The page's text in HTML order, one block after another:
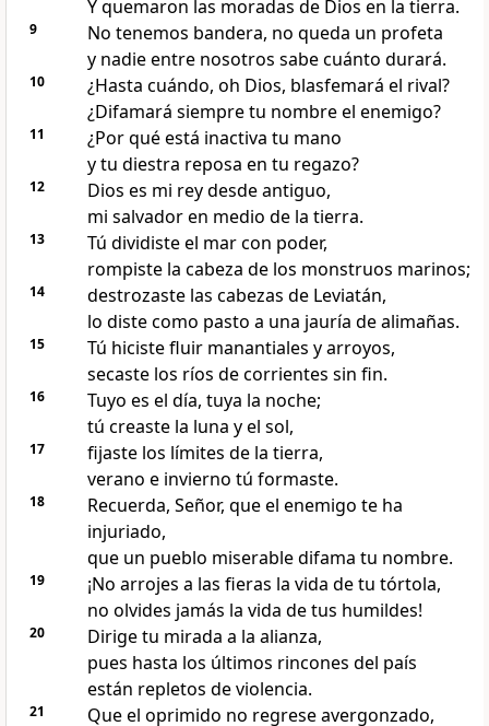
Y quemaron las moradas de Dios en la tierra.
9
No tenemos bandera, no queda un profeta
y nadie entre nosotros sabe cuánto durará.
10
¿Hasta cuándo, oh Dios, blasfemará el rival?
¿Difamará siempre tu nombre el enemigo?
11
¿Por qué está inactiva tu mano
y tu diestra reposa en tu regazo?
12
Dios es mi rey desde antiguo,
mi salvador en medio de la tierra.
13
Tú dividiste el mar con poder,
rompiste la cabeza de los monstruos marinos;
14
destrozaste las cabezas de Leviatán,
lo diste como pasto a una jauría de alimañas.
15
Tú hiciste fluir manantiales y arroyos,
secaste los ríos de corrientes sin fin.
16
Tuyo es el día, tuya la noche;
tú creaste la luna y el sol,
17
fijaste los límites de la tierra,
verano e invierno tú formaste.
18
Recuerda, Señor, que el enemigo te ha
injuriado,
que un pueblo miserable difama tu nombre.
19
¡No arrojes a las fieras la vida de tu tórtola,
no olvides jamás la vida de tus humildes!
20
Dirige tu mirada a la alianza,
pues hasta los últimos rincones del país
están repletos de violencia.
21 Que el oprimido no regrese avergonzado,